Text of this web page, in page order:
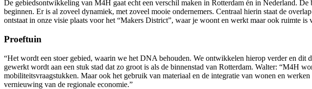
De gebiedsontwikkeling van M4H gaat echt een verschil maken in Rotterdam én in Nederland.
beginnen. Er is al zoveel dynamiek, met zoveel mooie ondernemers. Centraal hierin staat de
ontstaat in onze visie plaats voor het “Makers District”, waar je woont en werkt maar ook ruimte is
Proeftuin
“Het wordt een stoer gebied, waarin we het DNA behouden. We ontwikkelen hierop verder en
gewerkt wordt aan een stuk stad dat zo groot is als de binnenstad van Rotterdam. Walter: “M4H
mobiliteitsvraagstukken. Maar ook het gebruik van materiaal en de integratie van wonen en
vernieuwing van de regionale economie.”